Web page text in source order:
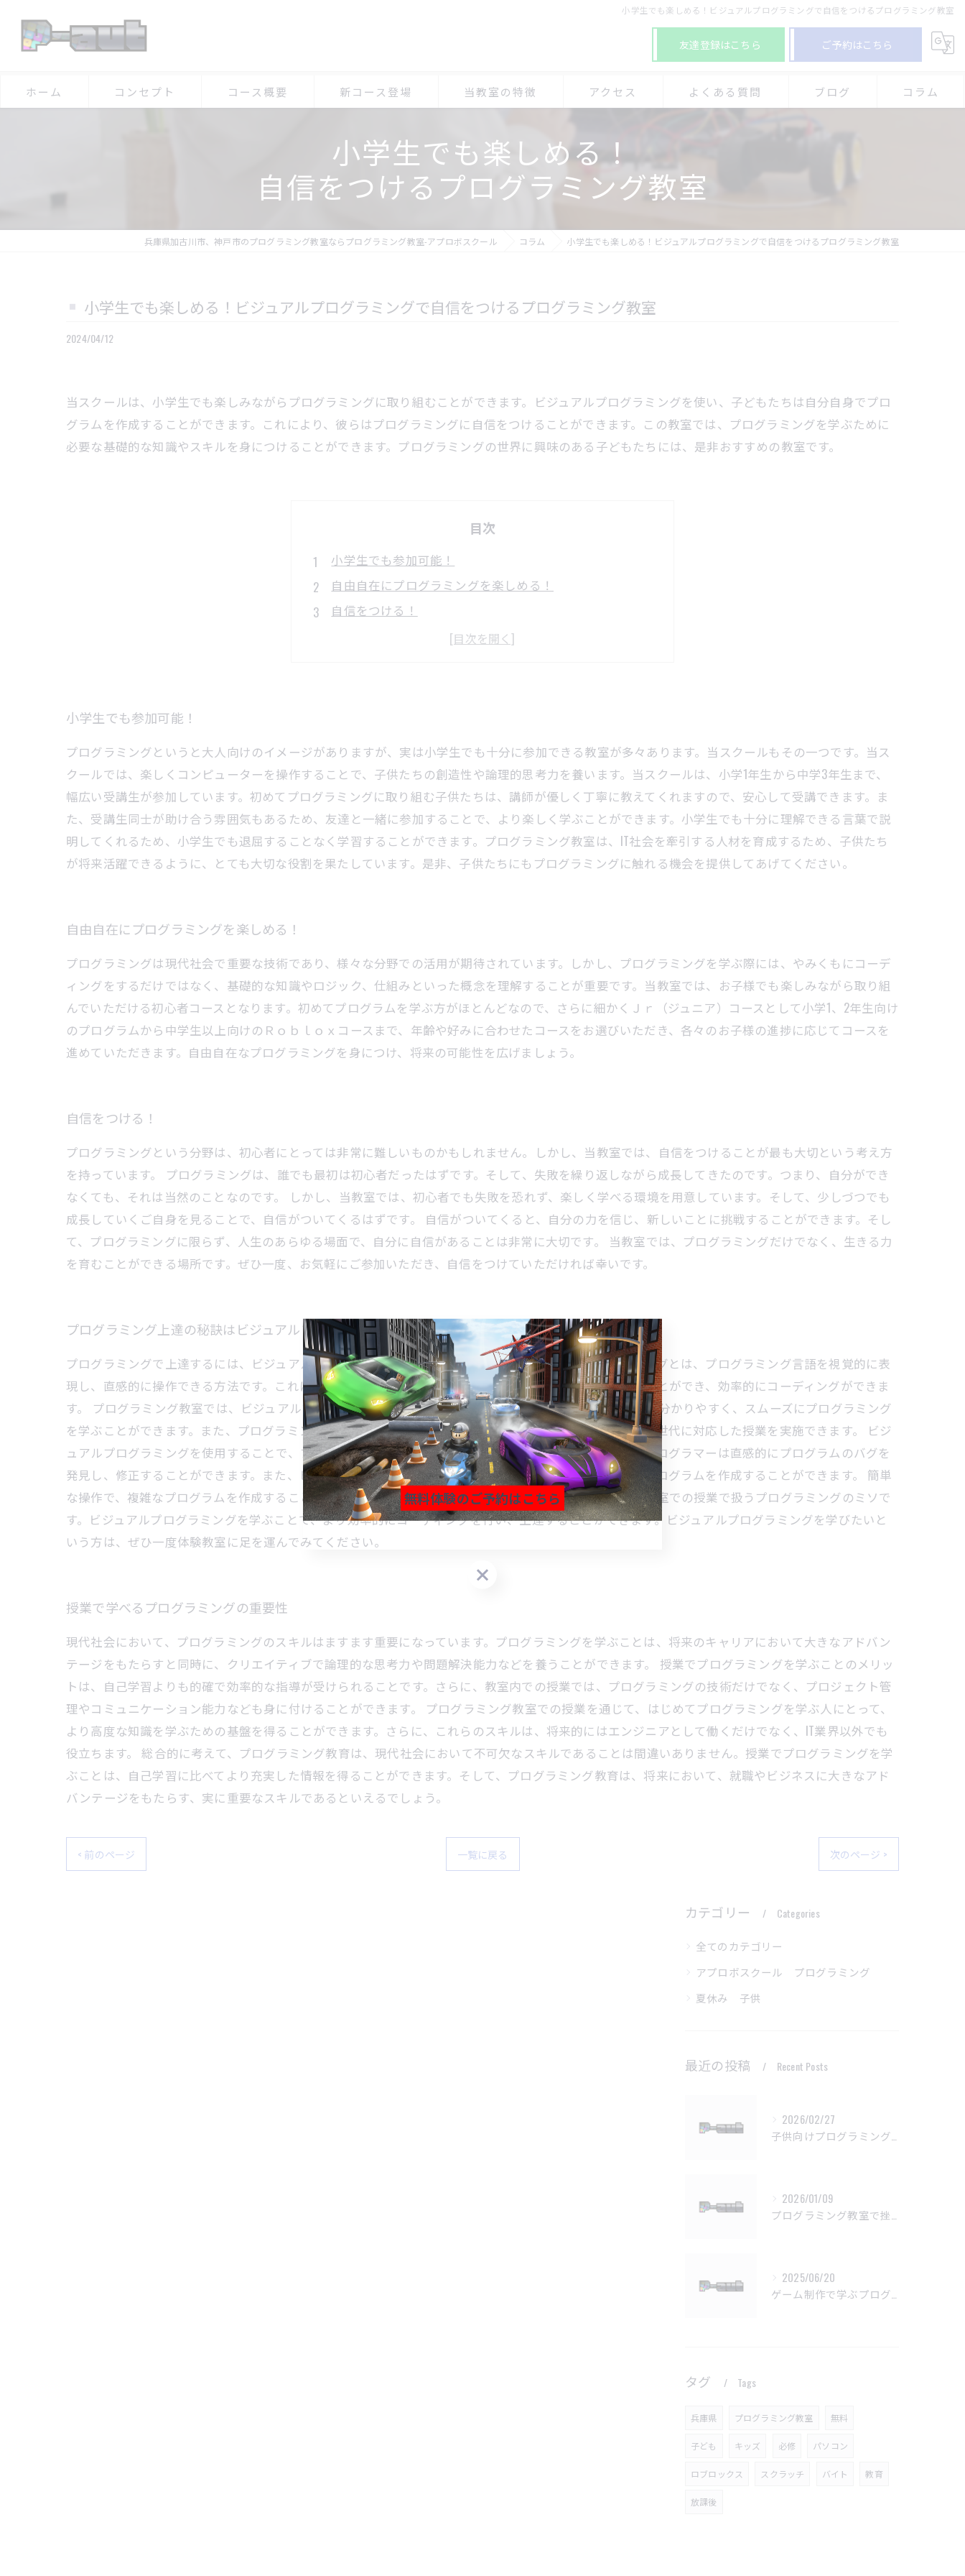
小学生でも楽しめる！ビジュアルプログラミングで自信をつけるプログラミング教室
友達登録はこちら ご予約はこちら
ホーム コンセプト コース概要 新コース登場 当教室の特徴
小学生
体験
オンライン
アクセス
プログラミング教室-アプロボスクール 加古川別府校
プログラミング教室-アプロボスクール 神戸舞多聞校
よくある質問 ブログ コラム
小学生でも楽しめる！
自信をつけるプログラミング教室
兵庫県加古川市、神戸市のプログラミング教室ならプログラミング教室-アプロボスクール コラム 小学生でも楽しめる！ビジュアルプログラミングで自信をつけるプログラミング教室
小学生でも楽しめる！ビジュアルプログラミングで自信をつけるプログラミング教室
2024/04/12
当スクールは、小学生でも楽しみながらプログラミングに取り組むことができます。ビジュアルプログラミングを使い、子どもたちは自分自身でプロ
グラムを作成することができます。これにより、彼らはプログラミングに自信をつけることができます。この教室では、プログラミングを学ぶために
必要な基礎的な知識やスキルを身につけることができます。プログラミングの世界に興味のある子どもたちには、是非おすすめの教室です。
目次
小学生でも参加可能！
自由自在にプログラミングを楽しめる！
自信をつける！
プログラミング上達の秘訣はビジュアルプログラミング！
小学生でも参加可能！
プログラミングというと大人向けのイメージがありますが、実は小学生でも十分に参加できる教室が多々あります。当スクールもその一つです。当ス
クールでは、楽しくコンピューターを操作することで、子供たちの創造性や論理的思考力を養います。当スクールは、小学1年生から中学3年生まで、
幅広い受講生が参加しています。初めてプログラミングに取り組む子供たちは、講師が優しく丁寧に教えてくれますので、安心して受講できます。ま
た、受講生同士が助け合う雰囲気もあるため、友達と一緒に参加することで、より楽しく学ぶことができます。小学生でも十分に理解できる言葉で説
明してくれるため、小学生でも退屈することなく学習することができます。プログラミング教室は、IT社会を牽引する人材を育成するため、子供たち
が将来活躍できるように、とても大切な役割を果たしています。是非、子供たちにもプログラミングに触れる機会を提供してあげてください。
自由自在にプログラミングを楽しめる！
プログラミングは現代社会で重要な技術であり、様々な分野での活用が期待されています。しかし、プログラミングを学ぶ際には、やみくもにコーデ
ィングをするだけではなく、基礎的な知識やロジック、仕組みといった概念を理解することが重要です。当教室では、お子様でも楽しみながら取り組
んでいただける初心者コースとなります。初めてプログラムを学ぶ方がほとんどなので、さらに細かくＪｒ（ジュニア）コースとして小学1、2年生向け
のプログラムから中学生以上向けのＲｏｂｌｏｘコースまで、年齢や好みに合わせたコースをお選びいただき、各々のお子様の進捗に応じてコースを
進めていただきます。自由自在なプログラミングを身につけ、将来の可能性を広げましょう。
自信をつける！
プログラミングという分野は、初心者にとっては非常に難しいものかもしれません。しかし、当教室では、自信をつけることが最も大切という考え方
を持っています。 プログラミングは、誰でも最初は初心者だったはずです。そして、失敗を繰り返しながら成長してきたのです。つまり、自分ができ
なくても、それは当然のことなのです。 しかし、当教室では、初心者でも失敗を恐れず、楽しく学べる環境を用意しています。そして、少しづつでも
成長していくご自身を見ることで、自信がついてくるはずです。 自信がついてくると、自分の力を信じ、新しいことに挑戦することができます。そし
て、プログラミングに限らず、人生のあらゆる場面で、自分に自信があることは非常に大切です。 当教室では、プログラミングだけでなく、生きる力
を育むことができる場所です。ぜひ一度、お気軽にご参加いただき、自信をつけていただければ幸いです。
プログラミング上達の秘訣はビジュアルプログラミング！
プログラミングで上達するには、ビジュアルプログラミングが非常に役立ちます。ビジュアルプログラミングとは、プログラミング言語を視覚的に表
現し、直感的に操作できる方法です。これにより、複雑なプログラムを作成する際にもミスを少なくすることができ、効率的にコーディングができま
す。 プログラミング教室では、ビジュアルプログラミングを用いた授業を提供しています。初心者の方でも分かりやすく、スムーズにプログラミング
を学ぶことができます。また、プログラミングに限らず、ビジュアル化することで子供から大人まで幅広い世代に対応した授業を実施できます。 ビジ
ュアルプログラミングを使用することで、プログラムの挙動を可視化することができます。それにより、プログラマーは直感的にプログラムのバグを
発見し、修正することができます。また、ビジュアルプログラミングは、自由度の高いクリエイティブなプログラムを作成することができます。 簡単
な操作で、複雑なプログラムを作成することができるビジュアルプログラミング。これがプログラミング教室での授業で扱うプログラミングのミソで
す。ビジュアルプログラミングを学ぶことで、より効率的にコーディングを行い、上達することができます。ビジュアルプログラミングを学びたいと
いう方は、ぜひ一度体験教室に足を運んでみてください。
授業で学べるプログラミングの重要性
現代社会において、プログラミングのスキルはますます重要になっています。プログラミングを学ぶことは、将来のキャリアにおいて大きなアドバン
テージをもたらすと同時に、クリエイティブで論理的な思考力や問題解決能力などを養うことができます。 授業でプログラミングを学ぶことのメリッ
トは、自己学習よりも的確で効率的な指導が受けられることです。さらに、教室内での授業では、プログラミングの技術だけでなく、プロジェクト管
理やコミュニケーション能力なども身に付けることができます。 プログラミング教室での授業を通じて、はじめてプログラミングを学ぶ人にとって、
より高度な知識を学ぶための基盤を得ることができます。さらに、これらのスキルは、将来的にはエンジニアとして働くだけでなく、IT業界以外でも
役立ちます。 総合的に考えて、プログラミング教育は、現代社会において不可欠なスキルであることは間違いありません。授業でプログラミングを学
ぶことは、自己学習に比べてより充実した情報を得ることができます。そして、プログラミング教育は、将来において、就職やビジネスに大きなアド
バンテージをもたらす、実に重要なスキルであるといえるでしょう。
< 前のページ 一覧に戻る 次のページ >
カテゴリー Categories
全てのカテゴリー
アプロボスクール プログラミング
夏休み 子供
最近の投稿 Recent Posts
2026/02/27
2026/01/09
2025/06/20
タグ Tags
兵庫県 プログラミング教室 無料
子ども キッズ 必修 パソコン
ロブロックス スクラッチ バイト 教育
放課後
無料体験のご予約はこちら